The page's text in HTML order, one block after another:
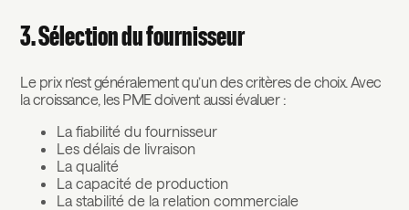
3. Sélection du fournisseur
Le prix n’est généralement qu’un des critères de choix. Avec
la croissance, les PME doivent aussi évaluer :
La fiabilité du fournisseur
Les délais de livraison
La qualité
La capacité de production
La stabilité de la relation commerciale